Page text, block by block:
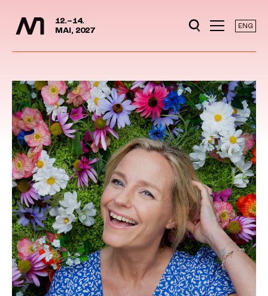
Hopp til hovedinnhold
12.–14.
MAI, 2027
ENG